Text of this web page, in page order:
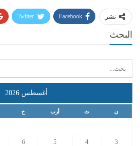
نشر Facebook
Twitter
البحث
أغسطس 2026
ن ث أرب خ
3
4
5
6